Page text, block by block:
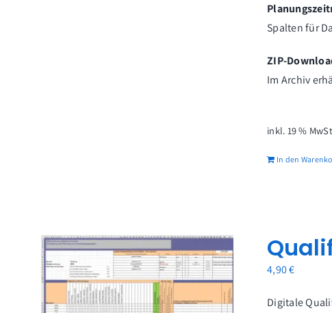
Spalten für
ZIP-
Im Archiv
inkl. 19 %
In den
4,90€
Digitale